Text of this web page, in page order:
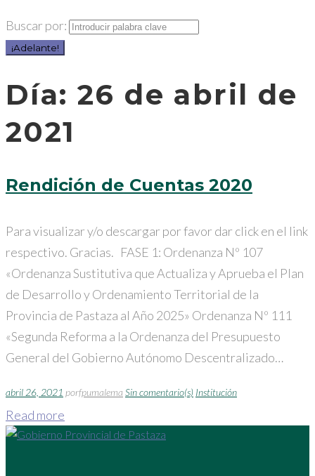
Buscar por:
¡Adelante!
Día:26 de abril de
2021
Rendición de Cuentas 2020
Para visualizar y/o descargar por favor dar click en el link
respectivo. Gracias. FASE 1: Ordenanza Nº 107
«Ordenanza Sustitutiva que Actualiza y Aprueba el Plan
de Desarrollo y Ordenamiento Territorial de la
Provincia de Pastaza al Año 2025» Ordenanza Nº 111
«Segunda Reforma a la Ordenanza del Presupuesto
General del Gobierno Autónomo Descentralizado…
abril 26, 2021 porfpumalema Sin comentario(s) Institución
Read more